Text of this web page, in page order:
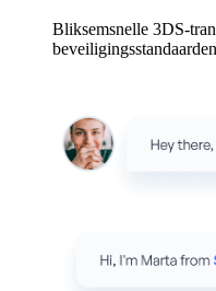
Bliksemsnelle 3DS-